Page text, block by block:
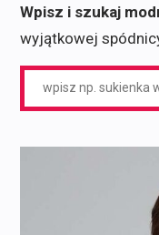
Wpisz i szukaj
wyjątkowej